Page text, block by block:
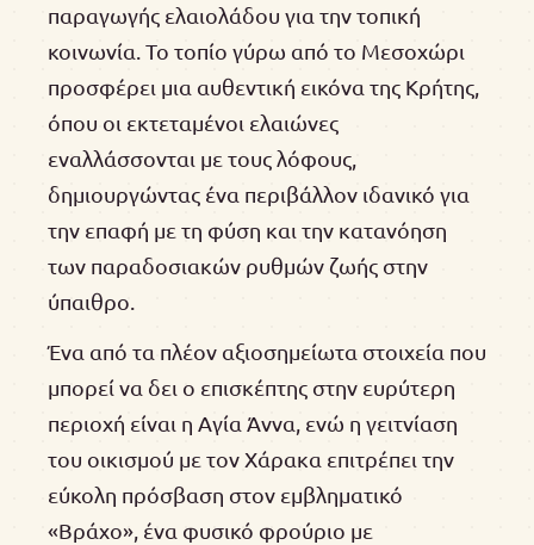
παραγωγής ελαιολάδου για την τοπική
κοινωνία. Το τοπίο γύρω από το Μεσοχώρι
προσφέρει μια αυθεντική εικόνα της Κρήτης,
όπου οι εκτεταμένοι ελαιώνες
εναλλάσσονται με τους λόφους,
δημιουργώντας ένα περιβάλλον ιδανικό για
την επαφή με τη φύση και την κατανόηση
των παραδοσιακών ρυθμών ζωής στην
ύπαιθρο.
Ένα από τα πλέον αξιοσημείωτα στοιχεία που
μπορεί να δει ο επισκέπτης στην ευρύτερη
περιοχή είναι η Αγία Άννα, ενώ η γειτνίαση
του οικισμού με τον Χάρακα επιτρέπει την
εύκολη πρόσβαση στον εμβληματικό
«Βράχο», ένα φυσικό φρούριο με